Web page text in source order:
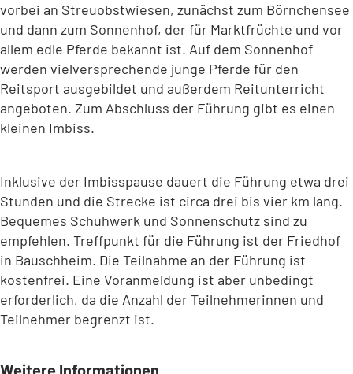
vorbei an Streuobstwiesen, zunächst zum Börnchensee
und dann zum Sonnenhof, der für Marktfrüchte und vor
allem edle Pferde bekannt ist. Auf dem Sonnenhof
werden vielversprechende junge Pferde für den
Reitsport ausgebildet und außerdem Reitunterricht
angeboten. Zum Abschluss der Führung gibt es einen
kleinen Imbiss.
Inklusive der Imbisspause dauert die Führung etwa drei
Stunden und die Strecke ist circa drei bis vier km lang.
Bequemes Schuhwerk und Sonnenschutz sind zu
empfehlen. Treffpunkt für die Führung ist der Friedhof
in Bauschheim. Die Teilnahme an der Führung ist
kostenfrei. Eine Voranmeldung ist aber unbedingt
erforderlich, da die Anzahl der Teilnehmerinnen und
Teilnehmer begrenzt ist.